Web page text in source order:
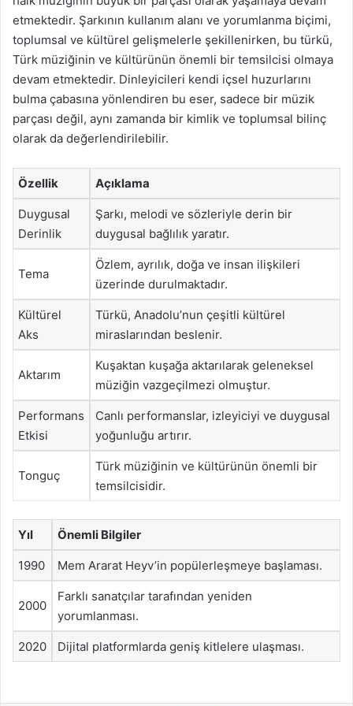
etmektedir. Şarkının kullanım alanı ve yorumlanma biçimi,
toplumsal ve kültürel gelişmelerle şekillenirken, bu türkü,
Türk müziğinin ve kültürünün önemli bir temsilcisi olmaya
devam etmektedir. Dinleyicileri kendi içsel huzurlarını
bulma çabasına yönlendiren bu eser, sadece bir müzik
parçası değil, aynı zamanda bir kimlik ve toplumsal bilinç
olarak da değerlendirilebilir.
Özellik Açıklama
Duygusal
Derinlik
Şarkı, melodi ve sözleriyle derin bir
duygusal bağlılık yaratır.
Tema
Özlem, ayrılık, doğa ve insan ilişkileri
üzerinde durulmaktadır.
Kültürel
Aks
Türkü, Anadolu’nun çeşitli kültürel
miraslarından beslenir.
Aktarım
Kuşaktan kuşağa aktarılarak geleneksel
müziğin vazgeçilmezi olmuştur.
Performans
Etkisi
Canlı performanslar, izleyiciyi ve duygusal
yoğunluğu artırır.
Tonguç
Türk müziğinin ve kültürünün önemli bir
temsilcisidir.
Yıl Önemli Bilgiler
1990 Mem Ararat Heyv’in popülerleşmeye başlaması.
2000
Farklı sanatçılar tarafından yeniden
yorumlanması.
2020 Dijital platformlarda geniş kitlelere ulaşması.